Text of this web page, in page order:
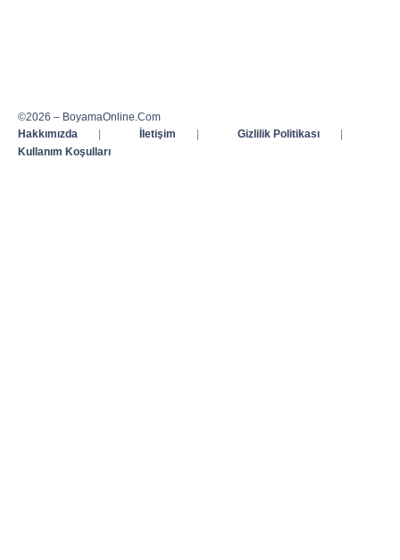
©2026 – BoyamaOnline.Com
Hakkımızda
| İletişim | Gizlilik Politikası
|
Kullanım Koşulları